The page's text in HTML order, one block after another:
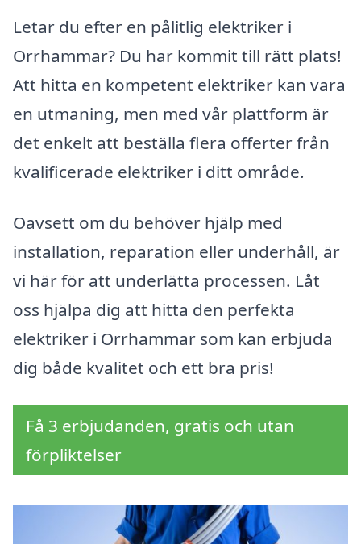
Letar du efter en pålitlig elektriker i
Orrhammar? Du har kommit till rätt plats!
Att hitta en kompetent elektriker kan vara
en utmaning, men med vår plattform är
det enkelt att beställa flera offerter från
kvalificerade elektriker i ditt område.
Oavsett om du behöver hjälp med
installation, reparation eller underhåll, är
vi här för att underlätta processen. Låt
oss hjälpa dig att hitta den perfekta
elektriker i Orrhammar som kan erbjuda
dig både kvalitet och ett bra pris!
Få 3 erbjudanden, gratis och utan
förpliktelser